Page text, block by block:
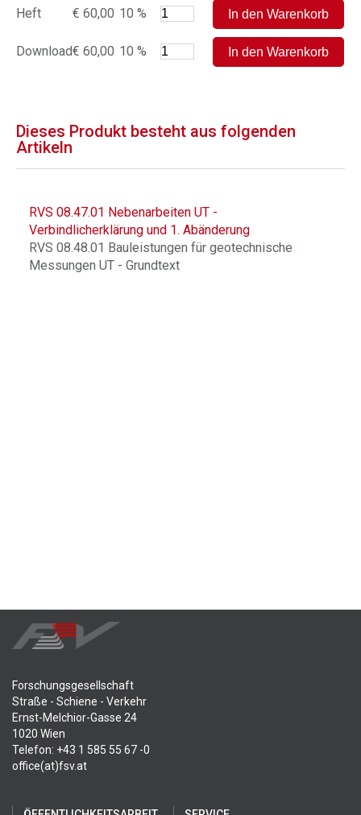
Heft € 60,00 10 %
Download€ 60,00 10 %
Dieses Produkt besteht aus folgenden
Artikeln
RVS 08.47.01 Nebenarbeiten UT -
Verbindlicherklärung und 1. Abänderung
RVS 08.48.01 Bauleistungen für geotechnische
Messungen UT - Grundtext
Forschungsgesellschaft
Straße - Schiene - Verkehr
Ernst-Melchior-Gasse 24
1020 Wien
Telefon: +43 1 585 55 67 -0
office(at)fsv.at